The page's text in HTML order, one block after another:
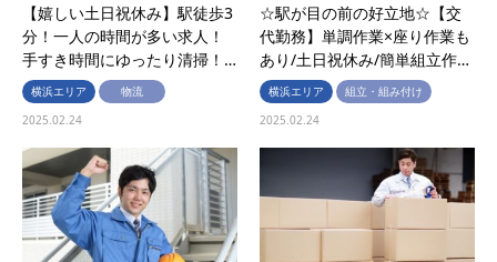
【嬉しい土日祝休み】駅徒歩3
分！一人の時間が多い求人！
手すき時間にゆったり清掃！…
横浜エリア
物流
2025.02.24
☆駅が目の前の好立地☆【交
代勤務】単調作業×座り作業も
あり/土日祝休み/簡単組立作…
横浜エリア
組立・組み付け
2025.02.24